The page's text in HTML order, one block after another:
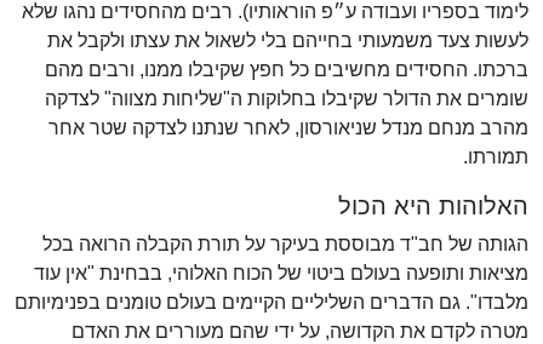
לימוד בספריו ועבודה ע״פ הוראותיו). רבים מהחסידים נהגו שלא
לעשות צעד משמעותי בחייהם בלי לשאול את עצתו ולקבל את
ברכתו. החסידים מחשיבים כל חפץ שקיבלו ממנו, ורבים מהם
שומרים את הדולר שקיבלו בחלוקות ה"שליחות מצווה" לצדקה
מהרב מנחם מנדל שניאורסון, לאחר שנתנו לצדקה שטר אחר
תמורתו.
האלוהות היא הכול
הגותה של חב"ד מבוססת בעיקר על תורת הקבלה הרואה בכל
מציאות ותופעה בעולם ביטוי של הכוח האלוהי, בבחינת "אין עוד
מלבדו". גם הדברים השליליים הקיימים בעולם טומנים בפנימיותם
מטרה לקדם את הקדושה, על ידי שהם מעוררים את האדם